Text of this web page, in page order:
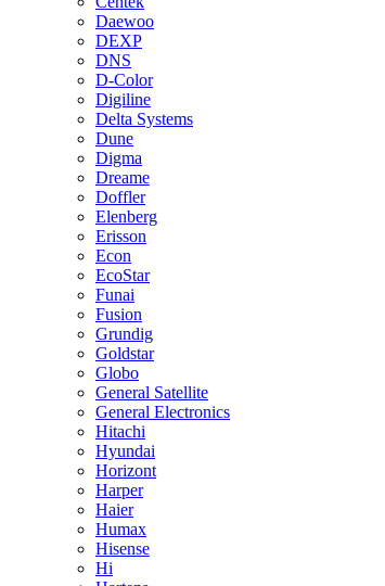
Daewoo
DEXP
DNS
D-Color
Digiline
Delta Systems
Dune
Digma
Dreame
Doffler
Elenberg
Erisson
Econ
EcoStar
Funai
Fusion
Grundig
Goldstar
Globo
General Satellite
General Electronics
Hitachi
Hyundai
Horizont
Harper
Haier
Humax
Hisense
Hi